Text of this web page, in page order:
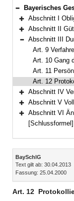
Bereich reduzieren
Bayerisches Gesetz zur obligatorischen
Bereich erweitern
Abschnitt I
Bereich erweitern
Abschnitt II
Bereich reduzieren
Abschnitt III Durchführung
Art. 9
Art. 10 Gang
Art. 11
Art. 12
Bereich erweitern
Abschnitt IV Vergütung für
Bereich erweitern
Abschnitt V
Bereich erweitern
Abschnitt VI Änderung des
[Schlussformel]
Inhalt
BaySchlG
Text gilt ab: 30.04.2013
Fassung: 25.04.2000
Art. 12